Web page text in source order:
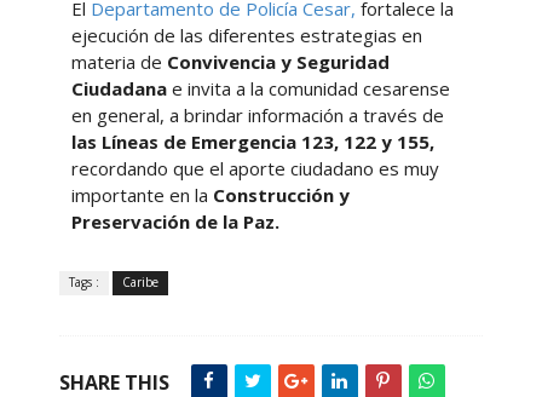
El Departamento de Policía Cesar, fortalece la
ejecución de las diferentes estrategias en
materia de Convivencia y Seguridad
Ciudadanae invita a la comunidad cesarense
en general, a brindar información a través de
las Líneas de Emergencia 123, 122 y 155,
recordando que el aporte ciudadano es muy
importante en la Construcción y
Preservación de la Paz.
Tags : Caribe
SHARE THIS